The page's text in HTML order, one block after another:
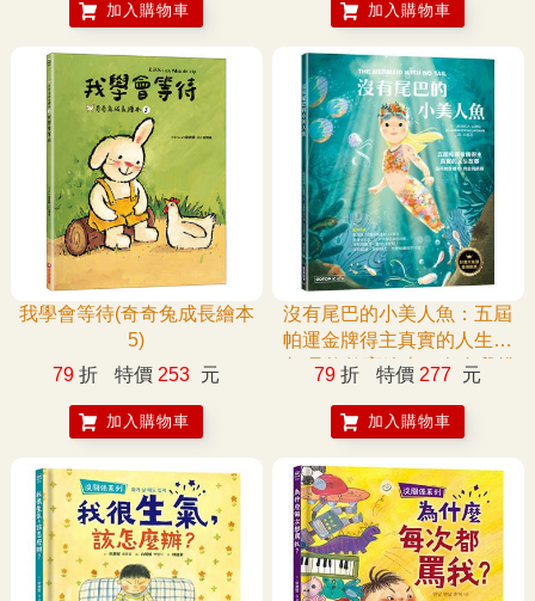
加入購物車 加入購物車
我學會等待(奇奇兔成長繪本
5)
79 折 特價 253 元
加入購物車
沒有尾巴的小美人魚：五屆
帕運金牌得主真實的人生故
事(品格教育繪本：向自我挑
79 折 特價 277 元
加入購物車